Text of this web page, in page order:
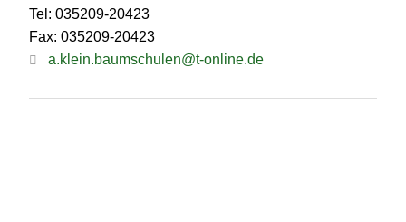
Tel: 035209-20423
Fax: 035209-20423
a.klein.baumschulen@t-online.de